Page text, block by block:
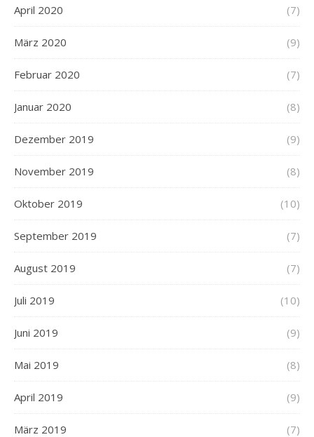
April 2020 (7)
März 2020 (9)
Februar 2020 (7)
Januar 2020 (8)
Dezember 2019 (9)
November 2019 (8)
Oktober 2019 (10)
September 2019 (7)
August 2019 (7)
Juli 2019 (10)
Juni 2019 (9)
Mai 2019 (8)
April 2019 (9)
März 2019 (7)